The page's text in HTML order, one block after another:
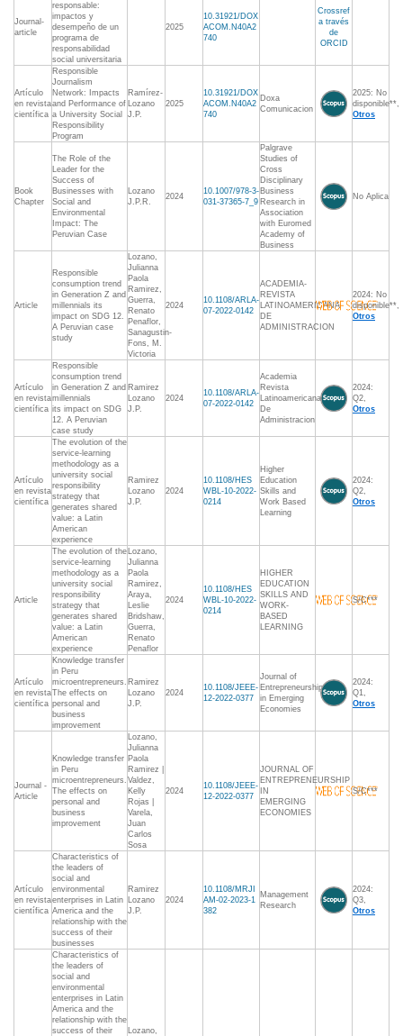
Journal-
article
responsable:
impactos y
desempeño de un
programa de
responsabilidad
social universitaria
2025
10.31921/DOX
ACOM.N40A2
740
Crossref
a través
de
ORCID
Artículo
en revista
científica
Responsible
Journalism
Network: Impacts
and Performance of
a University Social
Responsibility
Program
Ramírez-
Lozano
J.P.
2025
10.31921/DOX
ACOM.N40A2
740
Doxa
Comunicacion
2025: No
disponible**,
Otros
Book
Chapter
The Role of the
Leader for the
Success of
Businesses with
Social and
Environmental
Impact: The
Peruvian Case
Lozano
J.P.R.
2024
10.1007/978-3-
031-37365-7_9
Palgrave
Studies of
Cross
Disciplinary
Business
Research in
Association
with Euromed
Academy of
Business
No Aplica
Article
Responsible
consumption trend
in Generation Z and
millennials its
impact on SDG 12.
A Peruvian case
study
Lozano,
Julianna
Paola
Ramirez,
Guerra,
Renato
Penaflor,
Sanagustin-
Fons, M.
Victoria
2024
10.1108/ARLA-
07-2022-0142
ACADEMIA-
REVISTA
LATINOAMERICANA
DE
ADMINISTRACION
2024: No
disponible**,
Otros
Artículo
en revista
científica
Responsible
consumption trend
in Generation Z and
millennials
its impact on SDG
12. A Peruvian
case study
Ramirez
Lozano
J.P.
2024
10.1108/ARLA-
07-2022-0142
Academia
Revista
Latinoamericana
De
Administracion
2024:
Q2,
Otros
Artículo
en revista
científica
The evolution of the
service-learning
methodology as a
university social
responsibility
strategy that
generates shared
value: a Latin
American
experience
Ramirez
Lozano
J.P.
2024
10.1108/HES
WBL-10-2022-
0214
Higher
Education
Skills and
Work Based
Learning
2024:
Q2,
Otros
Article
The evolution of the
service-learning
methodology as a
university social
responsibility
strategy that
generates shared
value: a Latin
American
experience
Lozano,
Julianna
Paola
Ramirez,
Araya,
Leslie
Bridshaw,
Guerra,
Renato
Penaflor
2024
10.1108/HES
WBL-10-2022-
0214
HIGHER
EDUCATION
SKILLS AND
WORK-
BASED
LEARNING
S/C***
Artículo
en revista
científica
Knowledge transfer
in Peru
microentrepreneurs.
The effects on
personal and
business
improvement
Ramirez
Lozano
J.P.
2024
10.1108/JEEE-
12-2022-0377
Journal of
Entrepreneurship
in Emerging
Economies
2024:
Q1,
Otros
Journal -
Article
Knowledge transfer
in Peru
microentrepreneurs.
The effects on
personal and
business
improvement
Lozano,
Julianna
Paola
Ramirez |
Valdez,
Kelly
Rojas |
Varela,
Juan
Carlos
Sosa
2024
10.1108/JEEE-
12-2022-0377
JOURNAL OF
ENTREPRENEURSHIP
IN
EMERGING
ECONOMIES
S/C***
Artículo
en revista
científica
Characteristics of
the leaders of
social and
environmental
enterprises in Latin
America and the
relationship with the
success of their
businesses
Ramirez
Lozano
J.P.
2024
10.1108/MRJI
AM-02-2023-1
382
Management
Research
2024:
Q3,
Otros
Characteristics of
the leaders of
social and
environmental
enterprises in Latin
America and the
relationship with the
success of their
Lozano,